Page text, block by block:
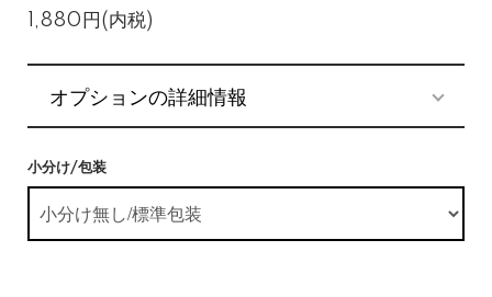
1,880円(内税)
オプションの詳細情報
小分け/包装